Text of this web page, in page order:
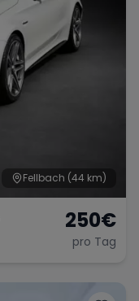
Fellbach (44 km)
250€
pro Tag